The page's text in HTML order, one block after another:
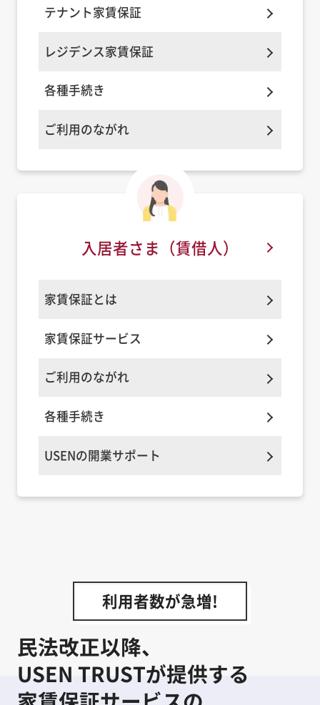
テナント家賃保証
レジデンス家賃保証
各種手続き
ご利用のながれ
入居者さま （賃借人）
家賃保証とは
家賃保証サービス
ご利用のながれ
各種手続き
USENの開業サポート
利用者数が急増!
民法改正以降、
USEN TRUSTが提供する